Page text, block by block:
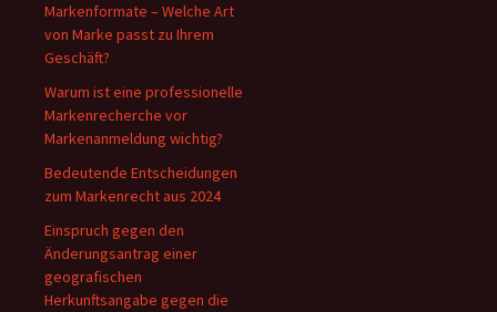
Markenformate – Welche Art
von Marke passt zu Ihrem
Geschäft?
Warum ist eine professionelle
Markenrecherche vor
Markenanmeldung wichtig?
Bedeutende Entscheidungen
zum Markenrecht aus 2024
Einspruch gegen den
Änderungsantrag einer
geografischen
Herkunftsangabe gegen die